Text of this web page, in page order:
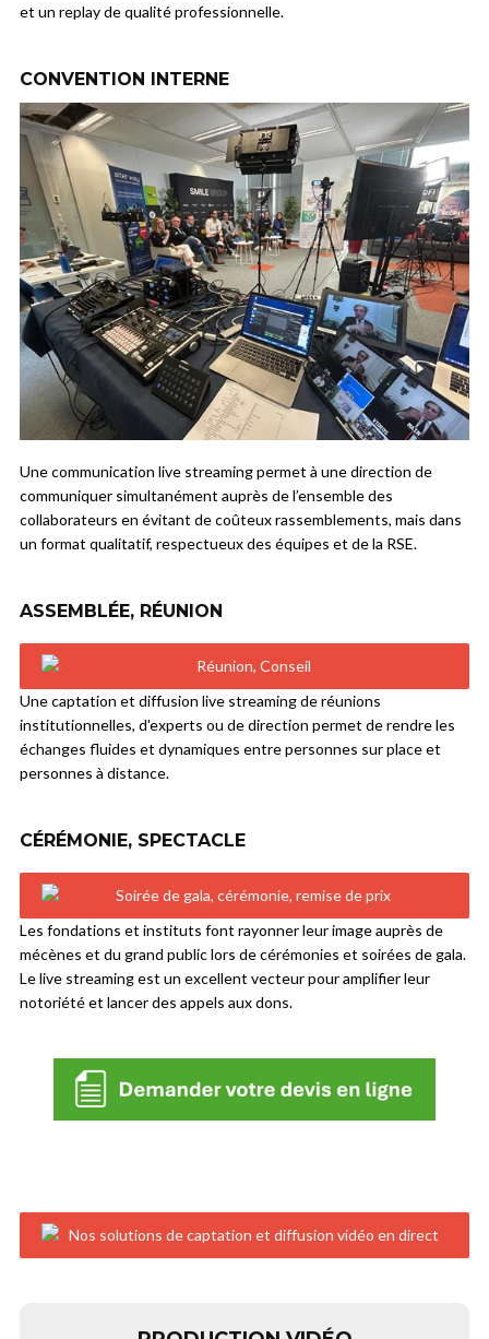
et un replay de qualité professionnelle.
CONVENTION INTERNE
Une communication live streaming permet à une direction de
communiquer simultanément auprès de l’ensemble des
collaborateurs en évitant de coûteux rassemblements, mais dans
un format qualitatif, respectueux des équipes et de la RSE.
ASSEMBLÉE, RÉUNION
Une captation et diffusion live streaming de réunions
institutionnelles, d'experts ou de direction permet de rendre les
échanges fluides et dynamiques entre personnes sur place et
personnes à distance.
CÉRÉMONIE, SPECTACLE
Les fondations et instituts font rayonner leur image auprès de
mécènes et du grand public lors de cérémonies et soirées de gala.
Le live streaming est un excellent vecteur pour amplifier leur
notoriété et lancer des appels aux dons.